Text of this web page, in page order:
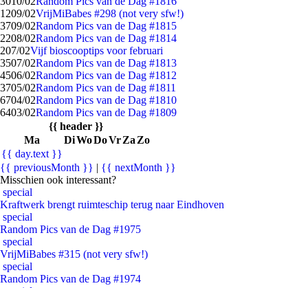
1209/02VrijMiBabes #298 (not very sfw!)
3709/02Random Pics van de Dag #1815
2208/02Random Pics van de Dag #1814
207/02Vijf bioscooptips voor februari
3507/02Random Pics van de Dag #1813
4506/02Random Pics van de Dag #1812
3705/02Random Pics van de Dag #1811
6704/02Random Pics van de Dag #1810
6403/02Random Pics van de Dag #1809
{{ header }}
Ma
DiWoDoVrZa Zo
{{ day.text }}
{{ previousMonth }} | {{ nextMonth }}
Misschien ook interessant?
special
Kraftwerk brengt ruimteschip terug naar Eindhoven
special
Random Pics van de Dag #1975
special
VrijMiBabes #315 (not very sfw!)
special
Random Pics van de Dag #1974